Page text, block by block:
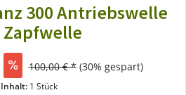
300 Antriebswelle
100,00 € * (30% gespart)
Inhalt: 1 Stück